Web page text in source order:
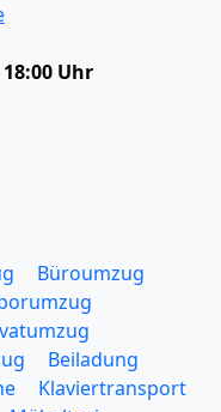
18:00 Uhr
Büroumzug
Beiladung
Klaviertransport